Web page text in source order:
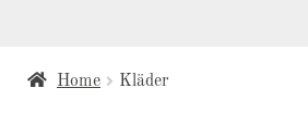
Home Kläder